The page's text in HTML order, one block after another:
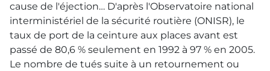
cause de l'éjection… D'après l'Observatoire national
interministériel de la sécurité routière (ONISR), le
taux de port de la ceinture aux places avant est
passé de 80,6 % seulement en 1992 à 97 % en 2005.
Le nombre de tués suite à un retournement ou